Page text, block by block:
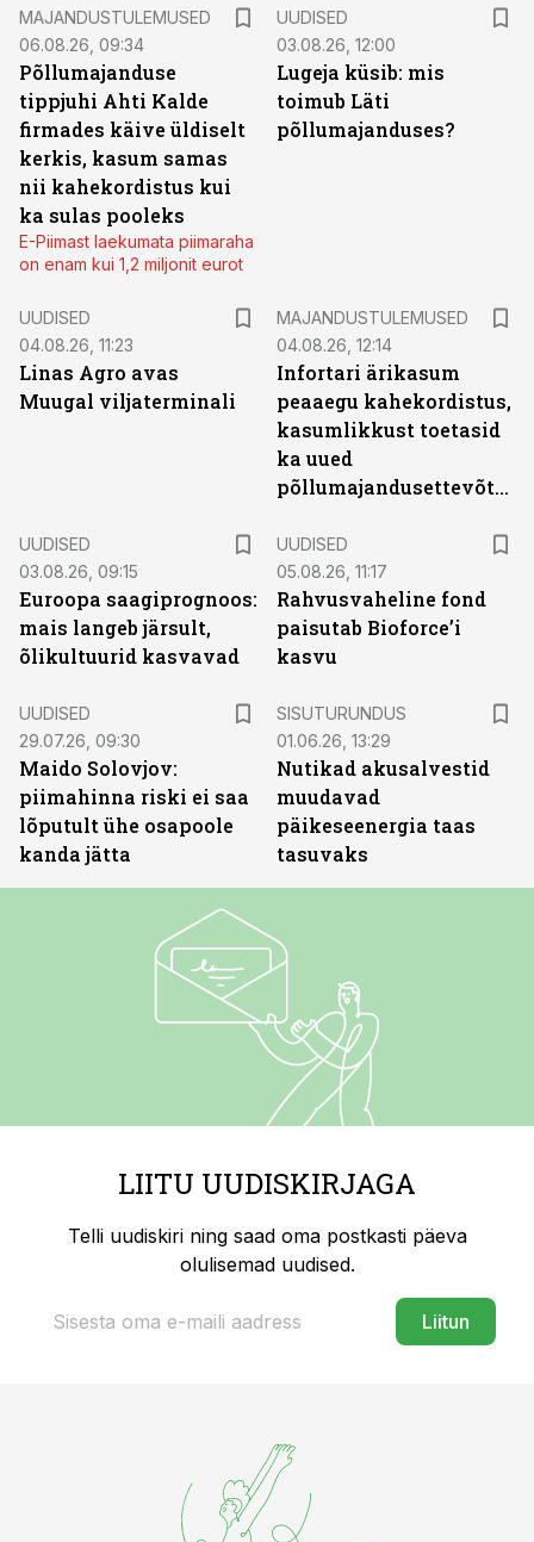
MAJANDUSTULEMUSED
06.08.26, 09:34
Põllumajanduse
tippjuhi Ahti Kalde
firmades käive üldiselt
kerkis, kasum samas
nii kahekordistus kui
ka sulas pooleks
E-Piimast laekumata piimaraha
on enam kui 1,2 miljonit eurot
UUDISED
03.08.26, 12:00
Lugeja küsib: mis
toimub Läti
põllumajanduses?
UUDISED
04.08.26, 11:23
Linas Agro avas
Muugal viljaterminali
MAJANDUSTULEMUSED
04.08.26, 12:14
Infortari ärikasum
peaaegu kahekordistus,
kasumlikkust toetasid
ka uued
põllumajandusettevõtted
UUDISED
03.08.26, 09:15
Euroopa saagiprognoos:
mais langeb järsult,
õlikultuurid kasvavad
UUDISED
05.08.26, 11:17
Rahvusvaheline fond
paisutab Bioforce’i
kasvu
UUDISED
29.07.26, 09:30
Maido Solovjov:
piimahinna riski ei saa
lõputult ühe osapoole
kanda jätta
SISUTURUNDUS
01.06.26, 13:29
Nutikad akusalvestid
muudavad
päikeseenergia taas
tasuvaks
LIITU UUDISKIRJAGA
Telli uudiskiri ning saad oma postkasti päeva
olulisemad uudised.
Liitun